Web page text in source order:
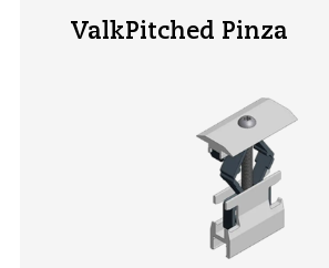
ValkPitched Pinza